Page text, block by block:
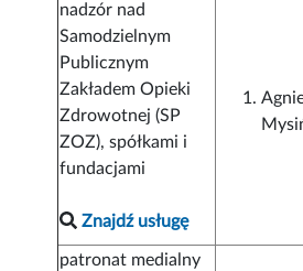
nadzór nad
Samodzielnym
Publicznym
Zakładem Opieki
Zdrowotnej (SP
ZOZ), spółkami i
fundacjami
Znajdź usługę
patronat medialny